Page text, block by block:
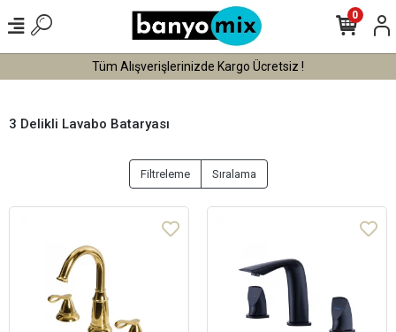
Tüm Alışverişlerinizde Kargo Ücretsiz !
0
3 Delikli Lavabo Bataryası
Filtreleme Sıralama